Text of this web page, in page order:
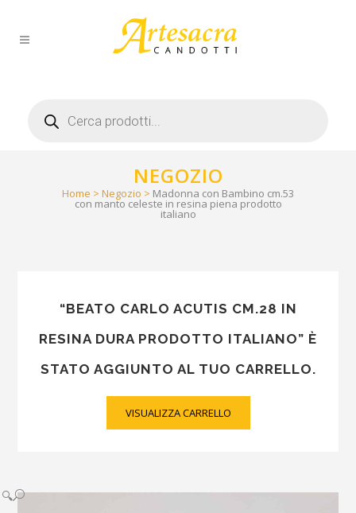
search
NEGOZIO
Home > Negozio > Madonna con Bambino cm.53
con manto celeste in resina piena prodotto
italiano
“BEATO CARLO ACUTIS CM.28 IN
RESINA DURA PRODOTTO ITALIANO” È
STATO AGGIUNTO AL TUO CARRELLO.
VISUALIZZA CARRELLO
🔍